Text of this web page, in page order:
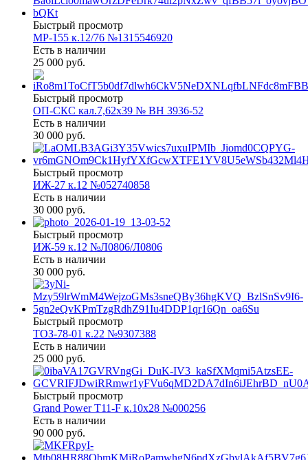
Быстрый просмотр
МР-155 к.12/76 №1315546920
Есть в наличии
25 000 руб.
Быстрый просмотр
ОП-СКС кал.7,62х39 № ВН 3936-52
Есть в наличии
30 000 руб.
Быстрый просмотр
ИЖ-27 к.12 №052740858
Есть в наличии
30 000 руб.
Быстрый просмотр
ИЖ-59 к.12 №Л0806/Л0806
Есть в наличии
30 000 руб.
Быстрый просмотр
ТОЗ-78-01 к.22 №9307388
Есть в наличии
25 000 руб.
Быстрый просмотр
Grand Power T11-F к.10х28 №000256
Есть в наличии
90 000 руб.